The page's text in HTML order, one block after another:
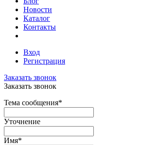
Новости
Каталог
Контакты
Вход
Регистрация
Заказать звонок
Заказать звонок
Тема сообщения*
Уточнение
Имя*